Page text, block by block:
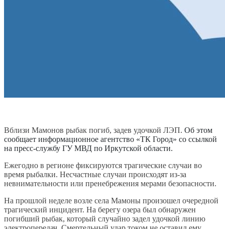
Вблизи Мамонов рыбак погиб, задев удочкой ЛЭП. Об этом
сообщает информационное агентство «ТК Город» со ссылкой
на пресс-службу ГУ МВД по Иркутской области.
Ежегодно в регионе фиксируются трагические случаи во
время рыбалки. Несчастные случаи происходят из-за
невнимательности или пренебрежения мерами безопасности.
На прошлой неделе возле села Мамоны произошел очередной
трагический инцидент. На берегу озера был обнаружен
погибший рыбак, который случайно задел удочкой линию